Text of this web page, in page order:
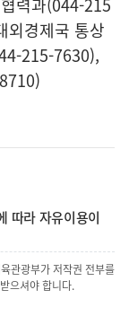
경제국 통상
215-7630),
따라 자유이용이
관광부가 저작권 전부를
으셔야 합니다.